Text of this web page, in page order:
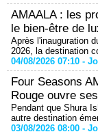
AMAALA : les
le bien-être de
Après l'inauguration
2026, la destination
04/08/2026 07:10 -
Four Seasons
Rouge ouvre
Pendant que Shura
autre destination
03/08/2026 08:00 -